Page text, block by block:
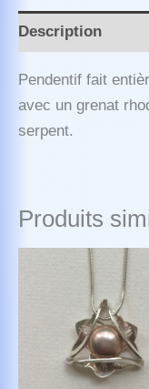
Description
Pendentif fait
avec un grenat
serpent.
Produits